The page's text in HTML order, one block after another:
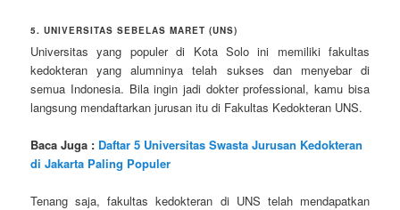
5. UNIVERSITAS SEBELAS MARET (UNS)
Universitas yang populer di Kota Solo ini memiliki fakultas
kedokteran yang alumninya telah sukses dan menyebar di
semua Indonesia. Bila ingin jadi dokter professional, kamu bisa
langsung mendaftarkan jurusan itu di Fakultas Kedokteran UNS.
Baca Juga : Daftar 5 Universitas Swasta Jurusan Kedokteran
di Jakarta Paling Populer
Tenang saja, fakultas kedokteran di UNS telah mendapatkan